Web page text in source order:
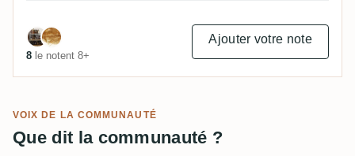
8 le notent 8+
Ajouter votre note
VOIX DE LA COMMUNAUTÉ
Que dit la communauté ?